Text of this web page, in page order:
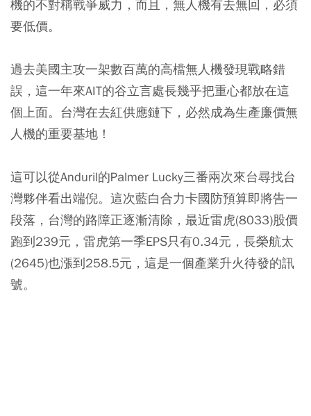
機的不對稱戰爭威力，而且，無人機有去無回，必須
要低價。
過去美國主攻一架數百萬的高檔無人機發現戰略錯
誤，這一年來AIT的谷立言處長幾乎把重心都放在這
個上面。台灣在去紅供應鏈下，必然成為生產廉價無
人機的重要基地！
這可以從Anduril的Palmer Lucky三番兩次來台尋找台
灣夥伴看出端倪。這次藍白合力卡國防預算即將告一
段落，台灣的路障正逐漸清除，最近雷虎(8033)股價
跑到239元，雷虎第一季EPS只有0.34元，長榮航太
(2645)也漲到258.5元，這是一個產業升火待發的訊
號。